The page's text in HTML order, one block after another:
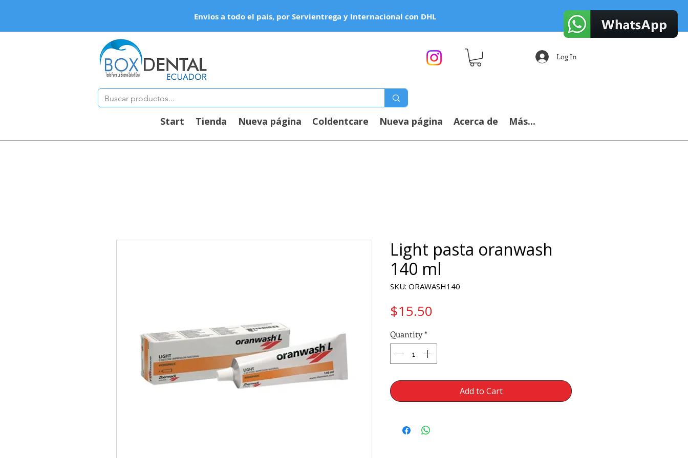
Envios a todo el pais, por Servientrega y Internacional con DHL
Log In
Start Tienda Nueva página Coldentcare Nueva página Acerca de Más...
Light pasta oranwash
140 ml
SKU: ORAWASH140
$15.50
Quantity*
Add to Cart